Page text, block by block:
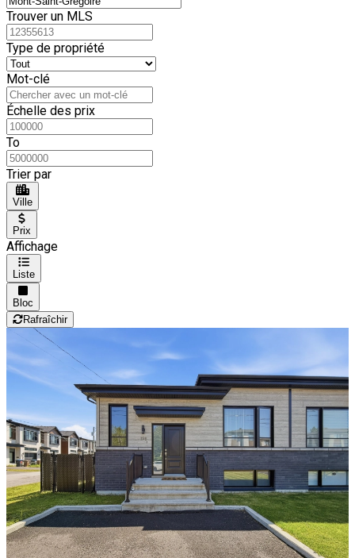
Trouver un MLS
Type de propriété
Mot-clé
Échelle des prix
To
Trier par
Ville
Prix
Affichage
Liste
Bloc
Rafraîchir